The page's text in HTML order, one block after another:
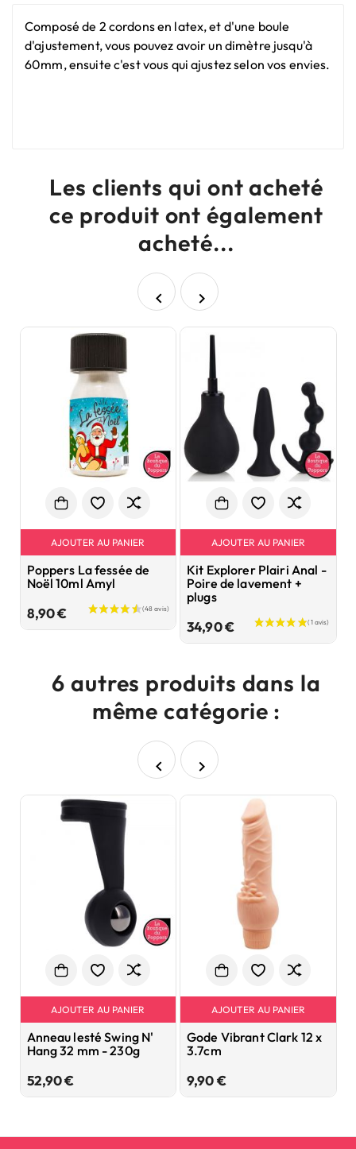
Composé de 2 cordons en latex, et d'une boule
d'ajustement, vous pouvez avoir un dimètre jusqu'à
60mm, ensuite c'est vous qui ajustez selon vos envies.
Les clients qui ont acheté
ce produit ont également
acheté...
 
AJOUTER AU PANIER
Poppers La fessée de
Noël 10ml Amyl
8,90 €Prix
AJOUTER AU PANIER
Kit Explorer Plairi Anal -
Poire de lavement +
plugs
34,90 €Prix
6 autres produits dans la
même catégorie :
 
AJOUTER AU PANIER
Anneau lesté Swing N'
Hang 32 mm - 230g
52,90 €Prix
AJOUTER AU PANIER
Gode Vibrant Clark 12 x
3.7cm
9,90 €Prix